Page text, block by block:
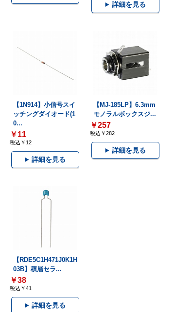
詳細を見る
【1N914】小信号スイ
ッチングダイオード(1
0...
￥11
税込￥12
詳細を見る
【MJ-185LP】6.3mm
モノラルボックスジ...
￥257
税込￥282
詳細を見る
【RDE5C1H471J0K1H
03B】積層セラ...
￥38
税込￥41
詳細を見る